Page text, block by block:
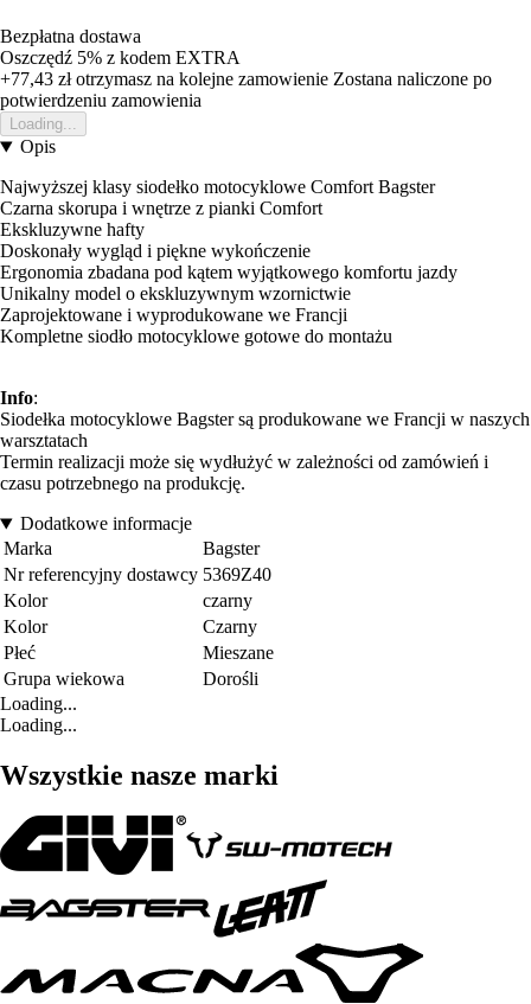
Bezpłatna dostawa
Oszczędź 5% z kodem EXTRA
+77,43 złotrzymasz na kolejne zamowienie Zostana naliczone po
potwierdzeniu zamowienia
Loading...
Opis
Najwyższej klasy siodełko motocyklowe Comfort Bagster
Czarna skorupa i wnętrze z pianki Comfort
Ekskluzywne hafty
Doskonały wygląd i piękne wykończenie
Ergonomia zbadana pod kątem wyjątkowego komfortu jazdy
Unikalny model o ekskluzywnym wzornictwie
Zaprojektowane i wyprodukowane we Francji
Kompletne siodło motocyklowe gotowe do montażu
Info:
Siodełka motocyklowe Bagster są produkowane we Francji w naszych
warsztatach
Termin realizacji może się wydłużyć w zależności od zamówień i
czasu potrzebnego na produkcję.
Dodatkowe informacje
Marka
Bagster
Nr referencyjny dostawcy 5369Z40
Kolor
czarny
Kolor
Czarny
Płeć
Mieszane
Grupa wiekowa
Dorośli
Loading...
Loading...
Wszystkie nasze marki